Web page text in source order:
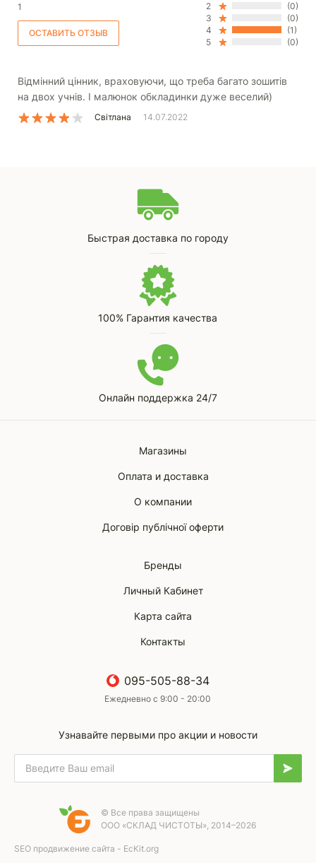
1
2
(0)
3
(0)
4
(1)
5
(0)
Відмінний цінник, враховуючи, що треба багато зошитів
на двох учнів. І малюнок обкладинки дуже веселий)
Світлана 14.07.2022
Быстрая доставка по городу
100% Гарантия качества
Онлайн поддержка 24/7
Магазины
Оплата и доставка
О компании
Договір публічної оферти
Бренды
Личный Кабинет
Карта сайта
Контакты
095-505-88-34
Ежедневно с 9:00 - 20:00
Узнавайте первыми про акции и новости
© Все права защищены
ООО «СКЛАД ЧИСТОТЫ», 2014–2026
SEO продвижение сайта - EcKit.org